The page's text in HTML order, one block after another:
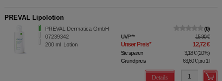
PREVAL Lipolotion
PREVAL Dermatica GmbH
07239342
200 ml Lotion
0
UVP** 15,90 €
Unser Preis* 12,72 €
Sie sparen 3,18 €(20%)
Grundpreis
63,60 €pro 1 l
Details